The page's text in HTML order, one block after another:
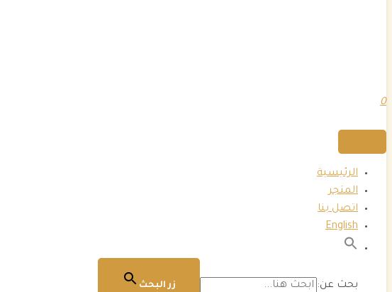
0
الرئيسية
المتجر
اتصل بنا
English
بحث عن: زر البحث